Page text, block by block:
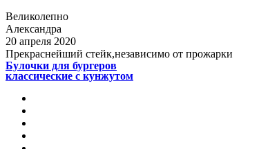
Великолепно
Александра
20 апреля 2020
Прекраснейший стейк,независимо от прожарки
Булочки для бургеров
классические с кунжутом